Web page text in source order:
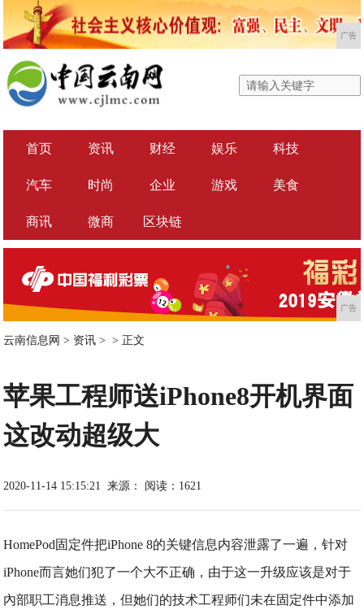
广告
首页 资讯 财经 娱乐 科技
汽车 时尚 企业 游戏 美食
商讯 微商 区块链
广告
云南信息网 > 资讯 > > 正文
苹果工程师送iPhone8开机界面
这改动超级大
2020-11-14 15:15:21 来源： 阅读：1621
HomePod固定件把iPhone 8的关键信息内容泄露了一遍，针对
iPhone而言她们犯了一个大不正确，由于这一升级应该是对于
內部职工消息推送，但她们的技术工程师们未在固定件中添加